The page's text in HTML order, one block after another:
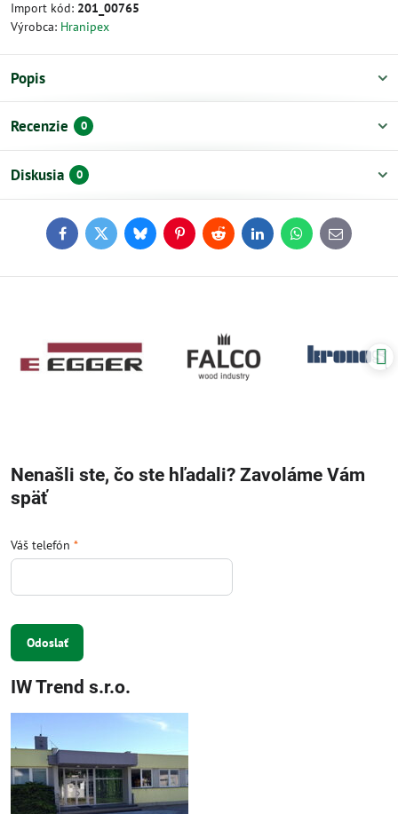
Import kód: 201_00765
Výrobca: Hranipex
Popis
Recenzie 0
Diskusia 0
FacebookTwitterBlueskyPinterestReddit LinkedInWhatsApp
E-
mail
Nenašli ste, čo ste hľadali? Zavoláme Vám
späť
Váš telefón *
Odoslať
IW Trend s.r.o.